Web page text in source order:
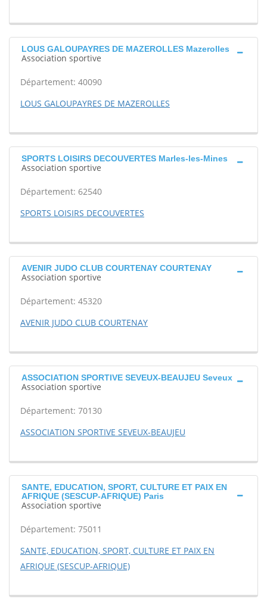
LOUS GALOUPAYRES DE MAZEROLLES Mazerolles
Association sportive
Département: 40090
LOUS GALOUPAYRES DE MAZEROLLES
SPORTS LOISIRS DECOUVERTES Marles-les-Mines
Association sportive
Département: 62540
SPORTS LOISIRS DECOUVERTES
AVENIR JUDO CLUB COURTENAY COURTENAY
Association sportive
Département: 45320
AVENIR JUDO CLUB COURTENAY
ASSOCIATION SPORTIVE SEVEUX-BEAUJEU Seveux
Association sportive
Département: 70130
ASSOCIATION SPORTIVE SEVEUX-BEAUJEU
SANTE, EDUCATION, SPORT, CULTURE ET PAIX EN
AFRIQUE (SESCUP-AFRIQUE) Paris
Association sportive
Département: 75011
SANTE, EDUCATION, SPORT, CULTURE ET PAIX EN
AFRIQUE (SESCUP-AFRIQUE)